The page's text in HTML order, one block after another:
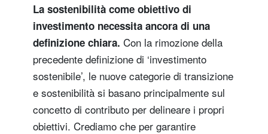
La sostenibilità come obiettivo di
investimento necessita ancora di una
definizione chiara. Con la rimozione della
precedente definizione di ‘investimento
sostenibile’, le nuove categorie di transizione
e sostenibilità si basano principalmente sul
concetto di contributo per delineare i propri
obiettivi. Crediamo che per garantire